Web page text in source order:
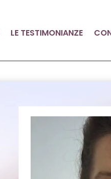
LE TESTIMONIANZE